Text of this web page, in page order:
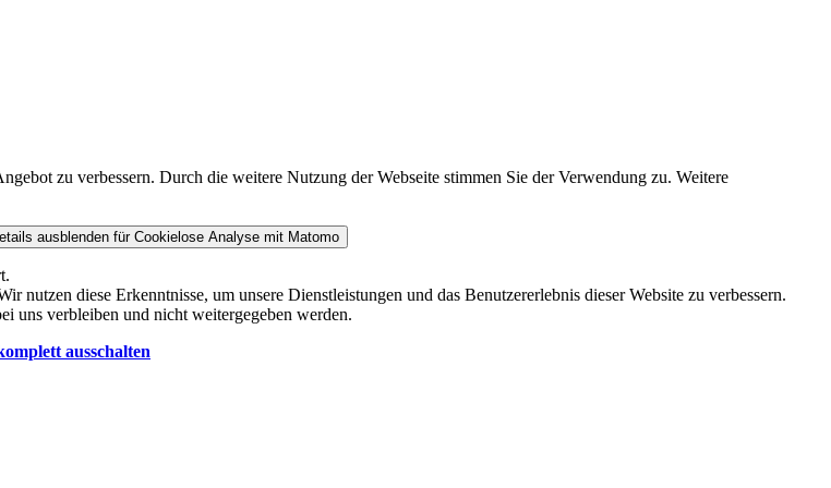
zu verbessern. Durch die weitere Nutzung der Webseite stimmen Sie der Verwendung zu. Weitere
ausblenden für Cookielose Analyse mit Matomo
diese Erkenntnisse, um unsere Dienstleistungen und das Benutzererlebnis dieser Website zu verbessern.
uns verbleiben und nicht weitergegeben werden.
ausschalten